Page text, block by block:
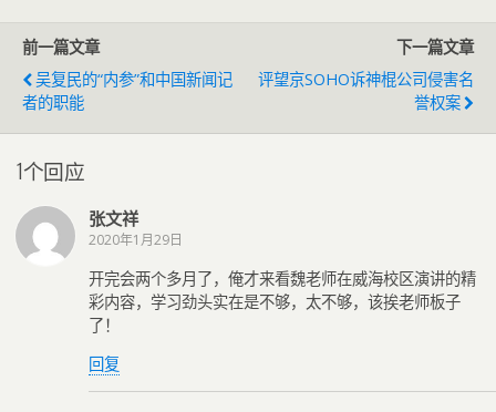
前一篇文章
吴复民的“内参”和中国新闻记
者的职能
下一篇文章
评望京SOHO诉神棍公司侵害名
誉权案
1个回应
张文祥
2020年1月29日
开完会两个多月了，俺才来看魏老师在威海校区演讲的精
彩内容，学习劲头实在是不够，太不够，该挨老师板子
了！
回复